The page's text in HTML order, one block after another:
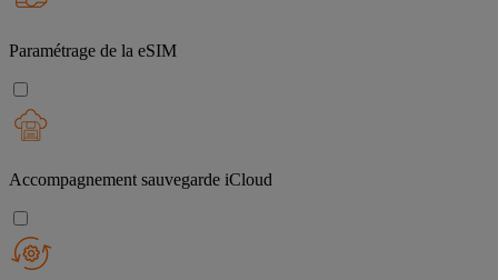
Paramétrage de la eSIM
Accompagnement sauvegarde iCloud